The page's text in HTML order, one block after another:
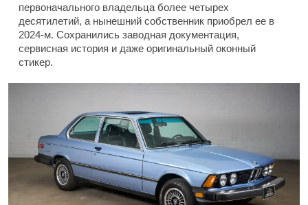
первоначального владельца более четырех
десятилетий, а нынешний собственник приобрел ее в
2024-м. Сохранились заводная документация,
сервисная история и даже оригинальный оконный
стикер.